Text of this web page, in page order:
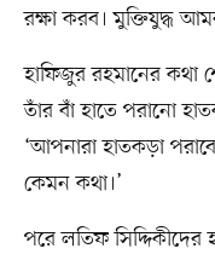
রক্ষা করব। মুক্তিযুদ্ধ
হাফিজুর রহমানের
তাঁর বাঁ হাতে পরানো
‘আপনারা হাতকড়া
কেমন কথা।’
পরে লতিফ